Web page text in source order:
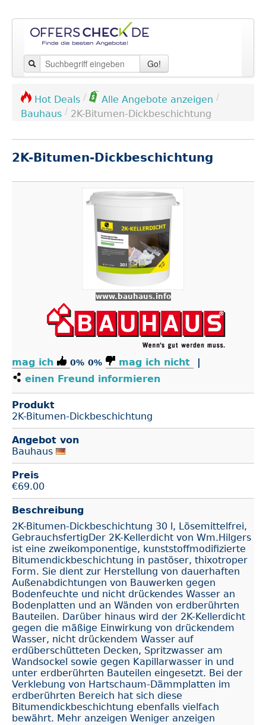
Go!
Hot Deals / Alle Angebote anzeigen /
Bauhaus / 2K-Bitumen-Dickbeschichtung
2K-Bitumen-Dickbeschichtung
www.bauhaus.info
mag ich 0% 0% mag ich nicht
|
einen Freund informieren
Produkt
2K-Bitumen-Dickbeschichtung
Angebot von
Bauhaus
Preis
€69.00
Beschreibung
2K-Bitumen-Dickbeschichtung 30 l, Lösemittelfrei,
GebrauchsfertigDer 2K-Kellerdicht von Wm.Hilgers
ist eine zweikomponentige, kunststoffmodifizierte
Bitumendickbeschichtung in pastöser, thixotroper
Form. Sie dient zur Herstellung von dauerhaften
Außenabdichtungen von Bauwerken gegen
Bodenfeuchte und nicht drückendes Wasser an
Bodenplatten und an Wänden von erdberührten
Bauteilen. Darüber hinaus wird der 2K-Kellerdicht
gegen die mäßige Einwirkung von drückendem
Wasser, nicht drückendem Wasser auf
erdüberschütteten Decken, Spritzwasser am
Wandsockel sowie gegen Kapillarwasser in und
unter erdberührten Bauteilen eingesetzt. Bei der
Verklebung von Hartschaum-Dämmplatten im
erdberührten Bereich hat sich diese
Bitumendickbeschichtung ebenfalls vielfach
bewährt. Mehr anzeigen Weniger anzeigen